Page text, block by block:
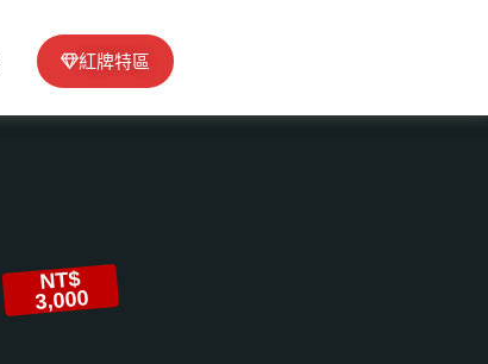
紅牌特區
NT$
3,000